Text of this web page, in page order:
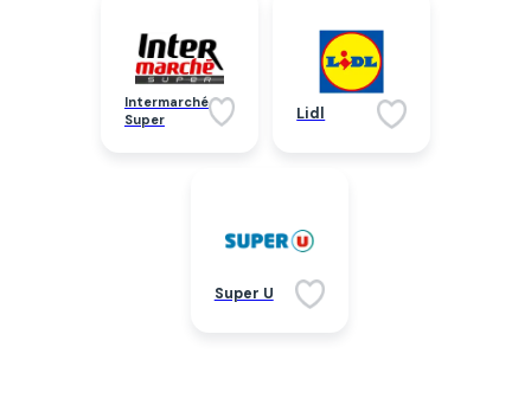
Intermarché
Super
Lidl
Super U